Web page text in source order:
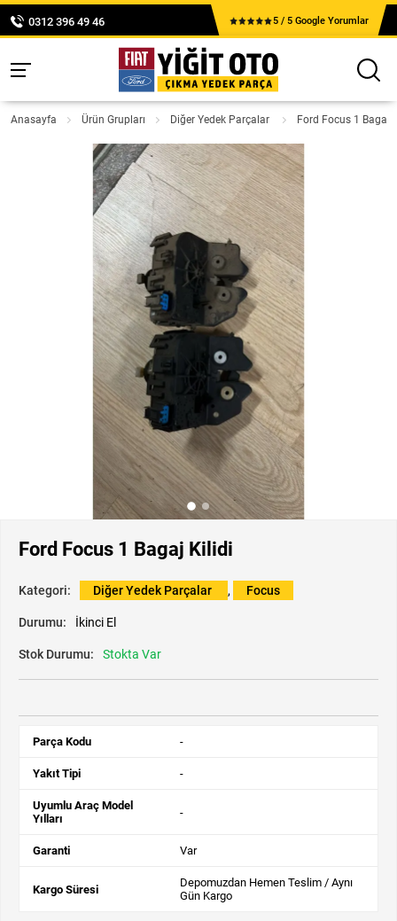
0312 396 49 46 5 / 5 Google Yorumlar
Anasayfa Ürün Grupları Diğer Yedek Parçalar Ford Focus 1 Bagaj
Ford Focus 1 Bagaj Kilidi
Kategori: Diğer Yedek Parçalar , Focus
Durumu: İkinci El
Stok Durumu: Stokta Var
Parça Kodu -
Yakıt Tipi -
Uyumlu Araç Model
Yılları
-
Garanti Var
Kargo Süresi
Depomuzdan Hemen Teslim / Aynı
Gün Kargo